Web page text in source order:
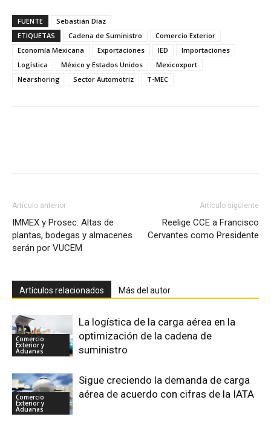
FUENTE
Sebastián Díaz
ETIQUETAS
Cadena de Suministro
Comercio Exterior
Economía Mexicana
Exportaciones IED
Importaciones
Logística
México y Estados Unidos
Mexicoxport
Nearshoring
Sector Automotriz T-MEC
Artículo anterior
IMMEX y Prosec: Altas de
plantas, bodegas y almacenes
serán por VUCEM
Artículo siguiente
Reelige CCE a Francisco
Cervantes como Presidente
Artículos relacionados Más del autor
Comercio
Exterior y
Aduanas
La logística de la carga aérea en la
optimización de la cadena de
suministro
Comercio
Exterior y
Aduanas
Sigue creciendo la demanda de carga
aérea de acuerdo con cifras de la IATA